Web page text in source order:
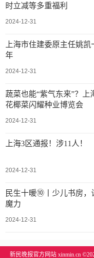
时立减等多重福利
2024-12-31
上海市住建委原主任姚凯
年
2024-12-31
蔬菜也能“紫气东来”？上
花椰菜闪耀种业博览会
2024-12-31
上海3区通报！涉11人！
2024-12-31
民生十暖⑩丨少儿书房，
魔力
2024-12-31
新民晚报官方网站 xinmin.cn